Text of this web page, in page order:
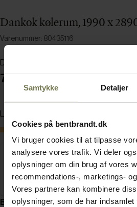
Samtykke Detaljer
Cookies på bentbrandt.dk
Vi bruger cookies til at tilpasse
analysere vores trafik. Vi deler
oplysninger om din brug af vores
recommendations-, marketings-
Vores partnere kan kombinere
oplysninger, som de har indsamlet
Dankok kølerum, 1990 x
Varenummer: 80435116
Din pris (ekskl. moms)
78.975,00 kr./stk.
Bestillingsvare
Beskrivelse